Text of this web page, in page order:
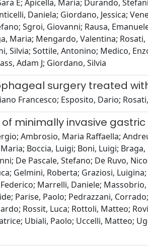
E; Apicella, Maria; Durando,
Daniela; Giordano, Jessica;
Sgroi, Giovanni; Rausa,
Maria; Mengardo, Valentina;
Silvia; Sottile, Antonino; Medico,
Adam J; Giordano, Silvia
surgery treated
Francesco; Esposito, Dario;
minimally invasive
Ambrosio, Maria Raffaella;
Boccia, Luigi; Boni, Luigi;
De Pascale, Stefano; De Ruvo,
Gelmini, Roberta; Graziosi,
Marrelli, Daniele;
Parise, Paolo; Pedrazzani,
Rossit, Luca; Rottoli, Matteo;
Ubiali, Paolo; Uccelli, Matteo;